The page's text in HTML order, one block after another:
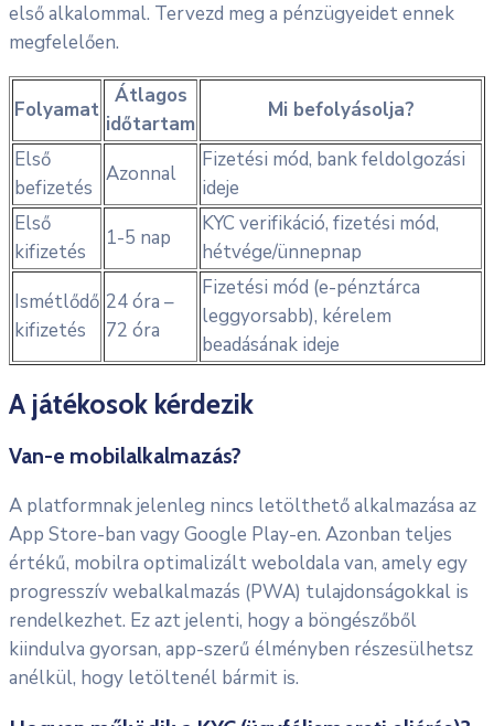
első alkalommal. Tervezd meg a pénzügyeidet ennek
megfelelően.
Folyamat
Átlagos
időtartam
Mi befolyásolja?
Első
befizetés
Azonnal
Fizetési mód, bank feldolgozási
ideje
Első
kifizetés
1-5 nap
KYC verifikáció, fizetési mód,
hétvége/ünnepnap
Ismétlődő
kifizetés
24 óra –
72 óra
Fizetési mód (e-pénztárca
leggyorsabb), kérelem
beadásának ideje
A játékosok kérdezik
Van-e mobilalkalmazás?
A platformnak jelenleg nincs letölthető alkalmazása az
App Store-ban vagy Google Play-en. Azonban teljes
értékű, mobilra optimalizált weboldala van, amely egy
progresszív webalkalmazás (PWA) tulajdonságokkal is
rendelkezhet. Ez azt jelenti, hogy a böngészőből
kiindulva gyorsan, app-szerű élményben részesülhetsz
anélkül, hogy letöltenél bármit is.